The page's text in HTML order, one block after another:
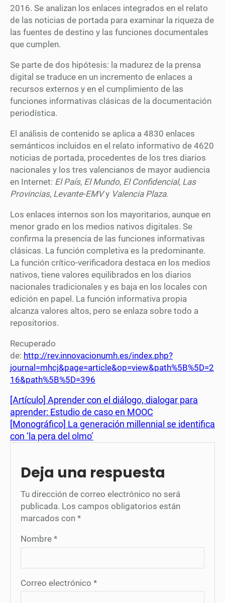
2016. Se analizan los enlaces integrados en el relato
de las noticias de portada para examinar la riqueza de
las fuentes de destino y las funciones documentales
que cumplen.
Se parte de dos hipótesis: la madurez de la prensa
digital se traduce en un incremento de enlaces a
recursos externos y en el cumplimiento de las
funciones informativas clásicas de la documentación
periodística.
El análisis de contenido se aplica a 4830 enlaces
semánticos incluidos en el relato informativo de 4620
noticias de portada, procedentes de los tres diarios
nacionales y los tres valencianos de mayor audiencia
en Internet: El País, El Mundo, El Confidencial, Las
Provincias, Levante-EMVy Valencia Plaza.
Los enlaces internos son los mayoritarios, aunque en
menor grado en los medios nativos digitales. Se
confirma la presencia de las funciones informativas
clásicas. La función completiva es la predominante.
La función crítico-verificadora destaca en los medios
nativos, tiene valores equilibrados en los diarios
nacionales tradicionales y es baja en los locales con
edición en papel. La función informativa propia
alcanza valores altos, pero se enlaza sobre todo a
repositorios.
Recuperado
de: http://rev.innovacionumh.es/index.php?
journal=mhcj&page=article&op=view&path%5B%5D=2
16&path%5B%5D=396
[Artículo] Aprender con el diálogo, dialogar para
aprender: Estudio de caso en MOOC
[Monográfico] La generación millennial se identifica
con ‘la pera del olmo’
Deja una respuesta
Tu dirección de correo electrónico no será
publicada. Los campos obligatorios están
marcados con *
Nombre *
Correo electrónico *